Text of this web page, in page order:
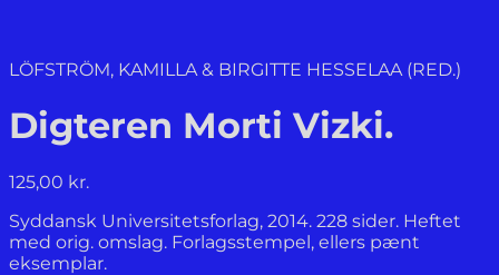
LÖFSTRÖM, KAMILLA & BIRGITTE HESSELAA (RED.)
Digteren Morti Vizki.
125,00 kr.
Syddansk Universitetsforlag, 2014. 228 sider. Heftet
med orig. omslag. Forlagsstempel, ellers pænt
eksemplar.